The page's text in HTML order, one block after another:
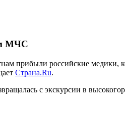
МЧС
российские медики,
Страна.Ru.
с экскурсии в